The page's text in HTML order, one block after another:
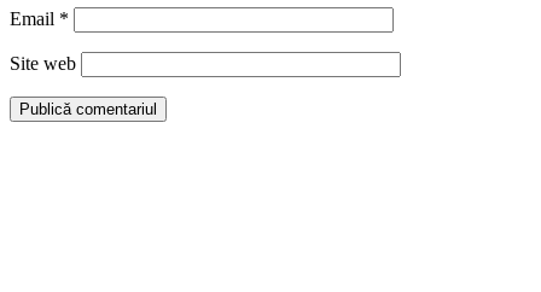
Email *
Site web